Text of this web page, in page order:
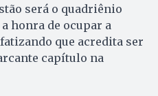
será o quadriênio
honra de ocupar a
que acredita ser
capítulo na